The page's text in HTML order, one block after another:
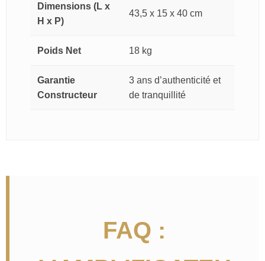
Dimensions (L x
H x P)
43,5 x 15 x 40 cm
Poids Net 18 kg
Garantie
Constructeur
3 ans d’authenticité et
de tranquillité
FAQ :